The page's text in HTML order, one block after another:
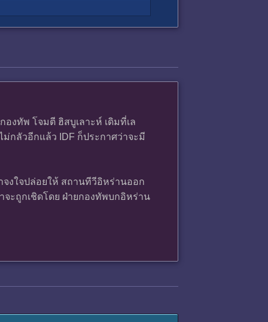
งทัพ โจมตี ฮิสบูเลาะห์ เดิมที่เล
กลัวอีกแล้ว IDF ก็ประกาศว่าจะมี
งใจปล่อยให้ สถานทีวีอิหร่านออก
ะถูกเชิดโดย ฝ่ายกองทัพบกอิหร่าน